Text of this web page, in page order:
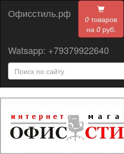
0 товаров
на 0руб.
Офисстиль.рф
Watsapp: +79379922640